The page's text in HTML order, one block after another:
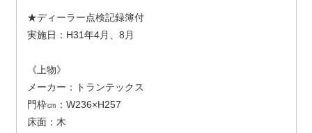
★ディーラー点検記録簿付
実施日：H31年4月、8月
《上物》
メーカー：トランテックス
門枠㎝：W236×H257
床面：木